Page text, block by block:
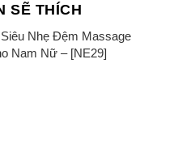
SẼ THÍCH
Nhẹ Đệm Massage
Nam Nữ – [NE29]